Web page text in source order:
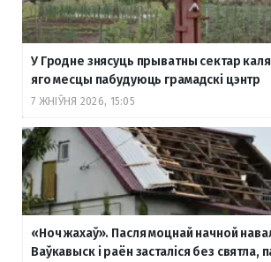
У Гродне знясуць прыватны сектар каля
яго месцы пабудуюць грамадскі цэнтр
7 ЖНІЎНЯ 2026, 15:05
«Ноч жахаў». Пасля моцнай начной
Ваўкавыск і раён засталіся без